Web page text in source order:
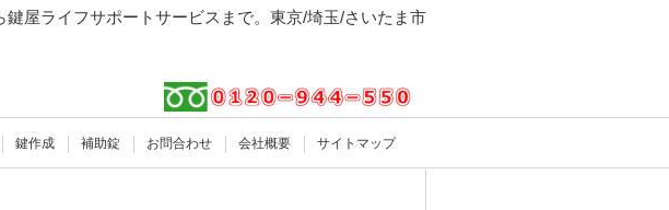
屋ライフサポートサービスまで。東京/埼玉/さいたま市
鍵作成 補助錠 お問合わせ 会社概要 サイトマップ